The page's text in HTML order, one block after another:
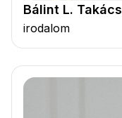
Bálint L. Takács
irodalom